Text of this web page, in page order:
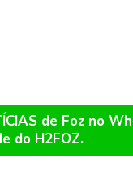
de Foz no
do H2FOZ.